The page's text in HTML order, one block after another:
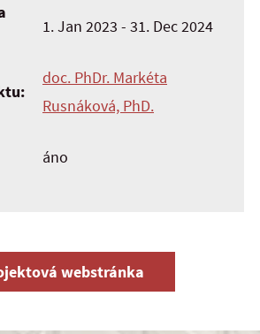
1. Jan 2023 - 31. Dec 2024
doc. PhDr. Markéta
Rusnáková, PhD.
áno
webstránka